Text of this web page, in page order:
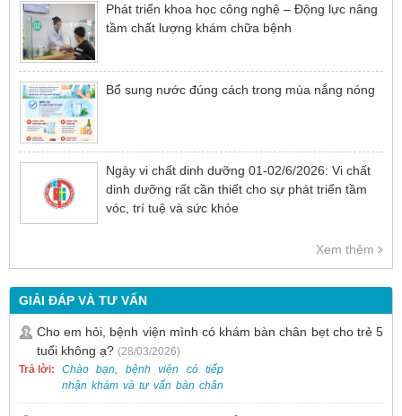
Phát triển khoa học công nghệ – Động lực nâng
tầm chất lượng khám chữa bệnh
Bổ sung nước đúng cách trong mùa nắng nóng
Ngày vi chất dinh dưỡng 01-02/6/2026: Vi chất
dinh dưỡng rất cần thiết cho sự phát triển tầm
vóc, trí tuệ và sức khỏe
Xem thêm
GIẢI ĐÁP VÀ TƯ VẤN
Cho em hỏi, bệnh viện mình có khám bàn chân bẹt cho trẻ 5
tuổi không ạ? (28/03/2026)
Trả lời:
Chào bạn, bệnh viện có tiếp
nhận khám và tư vấn bàn chân
bẹt cho trẻ em, bao gồm cả trẻ 5